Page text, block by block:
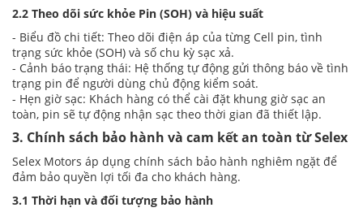
2.2 Theo dõi sức khỏe Pin (SOH) và hiệu suất
- Biểu đồ chi tiết: Theo dõi điện áp của từng Cell pin, tình
trạng sức khỏe (SOH) và số chu kỳ sạc xả.
- Cảnh báo trạng thái: Hệ thống tự động gửi thông báo về tình
trạng pin để người dùng chủ động kiểm soát.
- Hẹn giờ sạc: Khách hàng có thể cài đặt khung giờ sạc an
toàn, pin sẽ tự động nhận sạc theo thời gian đã thiết lập.
3. Chính sách bảo hành và cam kết an toàn từ Selex
Selex Motors áp dụng chính sách bảo hành nghiêm ngặt để
đảm bảo quyền lợi tối đa cho khách hàng.
3.1 Thời hạn và đối tượng bảo hành